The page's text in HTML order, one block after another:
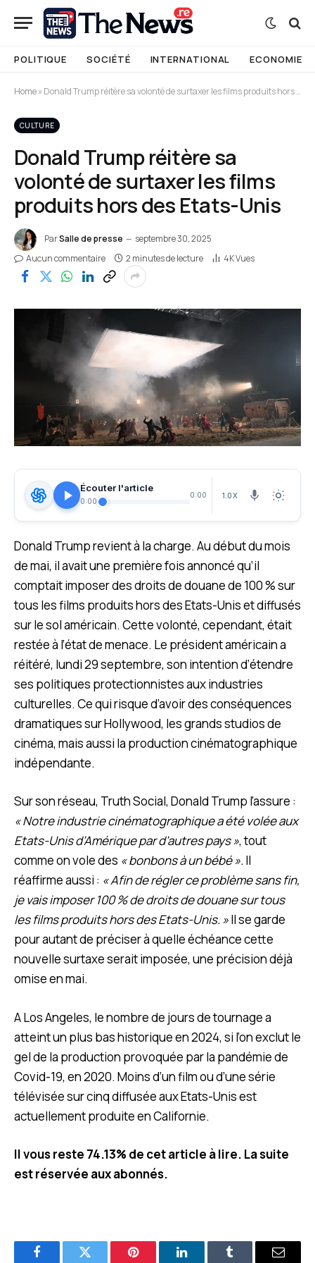
POLITIQUE SOCIÉTÉ INTERNATIONAL ECONOMIE
Home»Donald Trump réitère sa volonté de surtaxer les films produits hors des Etats-Unis
CULTURE
Donald Trump réitère sa
volonté de surtaxer les films
produits hors des Etats-Unis
ParSalle de presse
septembre 30, 2025
Aucun commentaire
2 minutes de lecture 4KVues
Écouter l'article
0:00
0:00 1.0X
Donald Trump revient à la charge. Au début du mois
de mai, il avait une première fois annoncé qu’il
comptait imposer des droits de douane de 100 % sur
tous les films produits hors des Etats-Unis et diffusés
sur le sol américain. Cette volonté, cependant, était
restée à l’état de menace. Le président américain a
réitéré, lundi 29 septembre, son intention d’étendre
ses politiques protectionnistes aux industries
culturelles. Ce qui risque d’avoir des conséquences
dramatiques sur Hollywood, les grands studios de
cinéma, mais aussi la production cinématographique
indépendante.
Sur son réseau, Truth Social, Donald Trump l’assure :
« Notre industrie cinématographique a été volée aux
Etats-Unis d’Amérique par d’autres pays », tout
comme on vole des « bonbons à un bébé ». Il
réaffirme aussi : « Afin de régler ce problème sans fin,
je vais imposer 100 % de droits de douane sur tous
les films produits hors des Etats-Unis. »Il se garde
pour autant de préciser à quelle échéance cette
nouvelle surtaxe serait imposée, une précision déjà
omise en mai.
A Los Angeles, le nombre de jours de tournage a
atteint un plus bas historique en 2024, si l’on exclut le
gel de la production provoquée par la pandémie de
Covid-19, en 2020. Moins d’un film ou d’une série
télévisée sur cinq diffusée aux Etats-Unis est
actuellement produite en Californie.
Il vous reste 74.13% de cet article à lire. La suite
est réservée aux abonnés.